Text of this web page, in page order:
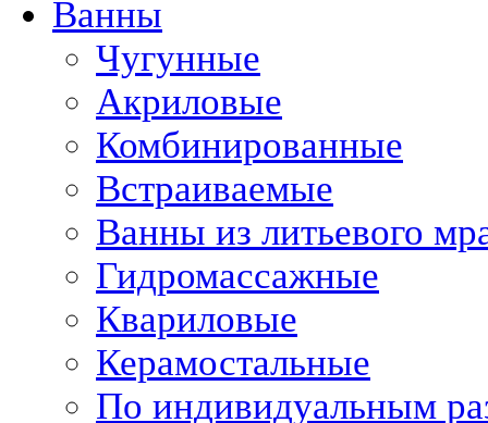
Ванны
Чугунные
Акриловые
Комбинированные
Встраиваемые
Ванны из литьевого
Гидромассажные
Квариловые
Керамостальные
По индивидуальным